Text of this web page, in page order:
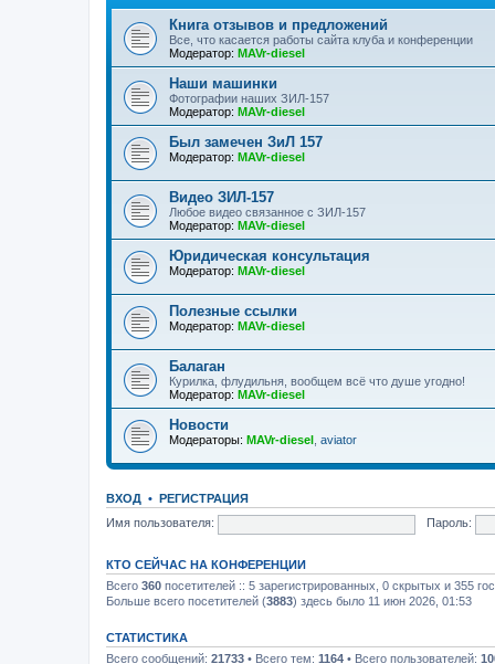
Книга отзывов и предложений
Все, что касается работы сайта клуба и конференции
Модератор: MAVr-diesel
Наши машинки
Фотографии наших ЗИЛ-157
Модератор: MAVr-diesel
Был замечен ЗиЛ 157
Модератор: MAVr-diesel
Видео ЗИЛ-157
Любое видео связанное с ЗИЛ-157
Модератор: MAVr-diesel
Юридическая консультация
Модератор: MAVr-diesel
Полезные ссылки
Модератор: MAVr-diesel
Балаган
Курилка, флудильня, вообщем всё что душе угодно!
Модератор: MAVr-diesel
Новости
Модераторы: MAVr-diesel aviator
ВХОД • РЕГИСТРАЦИЯ
Имя пользователя:
Пароль:
КТО СЕЙЧАС НА КОНФЕРЕНЦИИ
Всего 360 посетителей :: 5 зарегистрированных, 0 скрытых и 355
Больше всего посетителей (3883) здесь было 11 июн 2026, 01:53
СТАТИСТИКА
Всего сообщений: 21733 • Всего тем: 1164 • Всего пользователей: